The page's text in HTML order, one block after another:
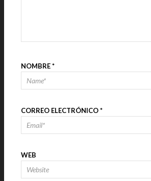
NOMBRE*
CORREO ELECTRÓNICO*
WEB